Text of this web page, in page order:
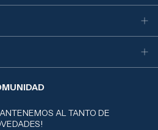
AL TANTO DE